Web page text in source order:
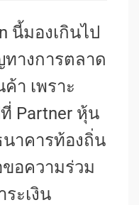
นี้มองเกินไป
างการตลาด
า เพราะ
Partner หุ้น
าคารท้องถิ่น
อความร่วม
ะเงิน